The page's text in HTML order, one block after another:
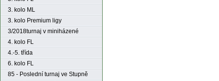
3. kolo ML
3. kolo Premium ligy
3/2018turnaj v miniházené
4. kolo FL
4.-5. třída
6. kolo FL
85 - Poslední turnaj ve Stupně